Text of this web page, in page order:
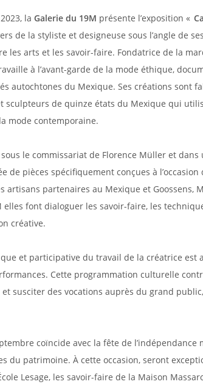
la Galerie du 19M présente l’exposition «
de la styliste et designeuse sous l’angle de
les arts et les savoir-faire. Fondatrice de la
à l’avant-garde de la mode éthique,
autochtones du Mexique. Ses créations sont
sculpteurs de quinze états du Mexique qui
mode contemporaine.
le commissariat de Florence Müller et
de pièces spécifiquement conçues à
partenaires au Mexique et Goossens,
font dialoguer les savoir-faire, les
créative.
et participative du travail de la créatrice est
Cette programmation culturelle
susciter des vocations auprès du grand
coïncide avec la fête de l’indépendance
du patrimoine. À cette occasion, seront
Lesage, les savoir-faire de la Maison